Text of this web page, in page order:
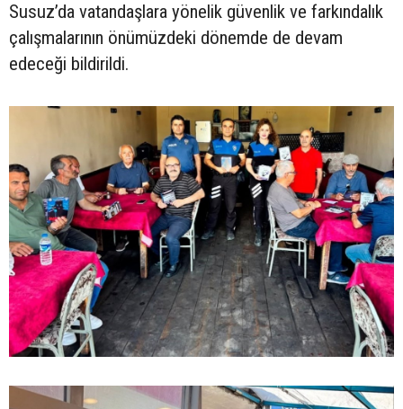
Susuz’da vatandaşlara yönelik güvenlik ve farkındalık
çalışmalarının önümüzdeki dönemde de devam
edeceği bildirildi.